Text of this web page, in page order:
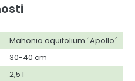
Mahonia aquifolium ´Apollo´
30-40 cm
2,5 l